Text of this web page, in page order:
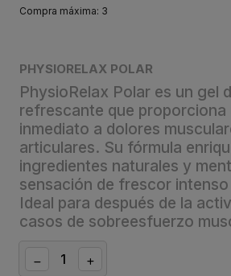
Compra máxima: 3
PHYSIORELAX POLAR
PhysioRelax Polar es un gel
refrescante que proporciona
inmediato a dolores
articulares. Su fórmula
ingredientes naturales y
sensación de frescor
Ideal para después de la
casos de sobreesfuerzo